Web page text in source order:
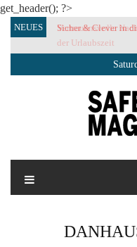
get_header(); ?>
SkipNEUES Sicher & Clever in
Vertrauensvolle
der Urlaubszeit
SAFE